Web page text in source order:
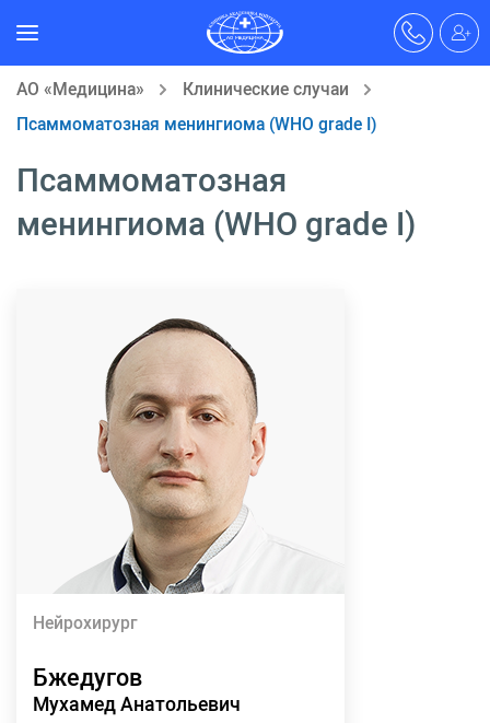
АО «Медицина»
Клинические случаи
Псаммоматозная менингиома (WHO grade I)
Псаммоматозная
менингиома (WHO grade I)
Нейрохирург
Бжедугов
Мухамед Анатольевич